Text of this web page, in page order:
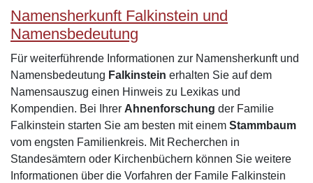
Namensherkunft Falkinstein und
Namensbedeutung
Für weiterführende Informationen zur Namensherkunft und
Namensbedeutung Falkinstein erhalten Sie auf dem
Namensauszug einen Hinweis zu Lexikas und
Kompendien. Bei Ihrer Ahnenforschung der Familie
Falkinstein starten Sie am besten mit einem Stammbaum
vom engsten Familienkreis. Mit Recherchen in
Standesämtern oder Kirchenbüchern können Sie weitere
Informationen über die Vorfahren der Famile Falkinstein